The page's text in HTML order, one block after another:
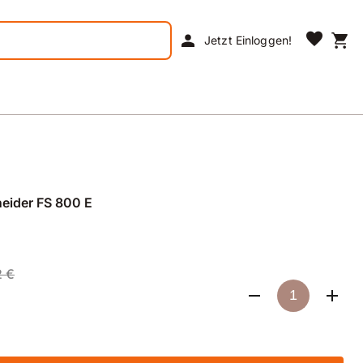
person Jetzt Einloggen! favorite shopping_cart
FS 800 E
€